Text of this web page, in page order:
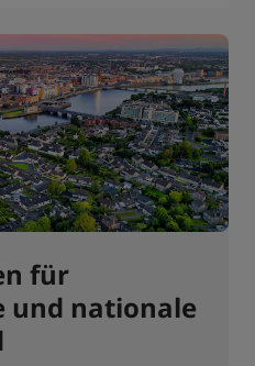
für
und nationale